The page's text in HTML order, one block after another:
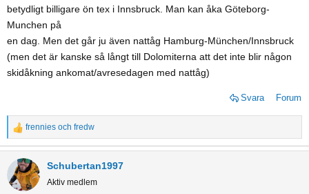
betydligt billigare ön tex i Innsbruck. Man kan åka Göteborg-
Munchen på
en dag. Men det går ju även nattåg Hamburg-München/Innsbruck
(men det är kanske så långt till Dolomiterna att det inte blir någon
skidåkning ankomat/avresedagen med nattåg)
Svara Forum
R
e
a
c
t
frennies och fredw
Schubertan1997
Aktiv medlem